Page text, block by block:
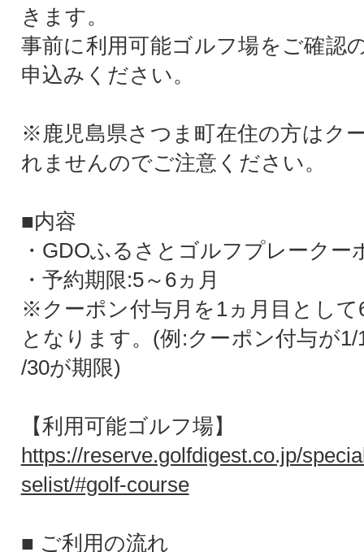
きます。
事前に利用可能ゴルフ場をご確認
申込みください。
※鹿児島県さつま町在住の方はク
れませんのでご注意ください。
■内容
・GDOふるさとゴルフプレークー
・予約期限:5～6ヵ月
※クーポン付与月を1ヵ月目として
となります。(例:クーポン付与が1/
/30が期限)
【利用可能ゴルフ場】
https://reserve.golfdigest.co.jp/
selist/#golf-course
■ ご利用の流れ